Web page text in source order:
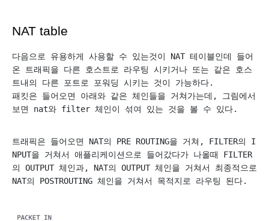
NAT table
다음으로 유용하게 사용할 수 있는것이 NAT 테이블인데 들어
온 트래픽을 다른 호스트로 라우팅 시키거나 또는 같은 호스
트내의 다른 포트로 포워딩 시키는 것이 가능하다.
패킷은 들어오면 아래와 같은 체인들을 거쳐가는데, 그림에서
보면 nat와 filter 체인이 섞여 있는 것을 볼 수 있다.
트래픽은 들어오면 NAT의 PRE ROUTING을 거쳐, FILTER의 I
NPUT을 거쳐서 애플리케이션으로 들어갔다가 나올때 FILTER
의 OUTPUT 체인과, NAT의 OUTPUT 체인을 거쳐서 최종적으로
NAT의 POSTROUTING 체인을 거쳐서 목적지로 라우팅 된다.